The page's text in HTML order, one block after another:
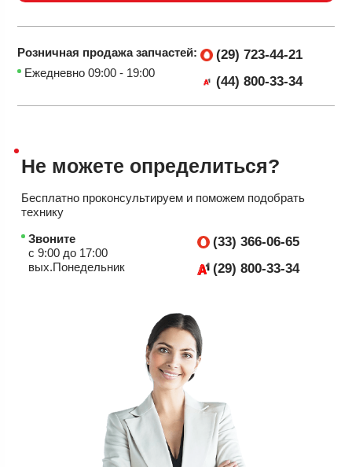
Розничная продажазапчастей:
Ежедневно 09:00 - 19:00
(29) 723-44-21
(44) 800-33-34
Не можете определиться?
Бесплатно проконсультируем и поможем подобрать
технику
Звоните
с 9:00 до 17:00
вых.Понедельник
(33) 366-06-65
(29) 800-33-34